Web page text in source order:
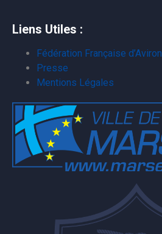
Liens Utiles :
Fédération Française d’Aviron
Presse
Mentions Légales